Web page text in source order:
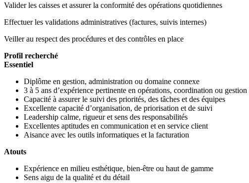
Valider les caisses et assurer la conformité des opérations quotidiennes
Effectuer les validations administratives (factures, suivis internes)
Veiller au respect des procédures et des contrôles en place
Profil recherché
Essentiel
Diplôme en gestion, administration ou domaine connexe
3 à 5 ans d’expérience pertinente en opérations, coordination ou gestion
Capacité à assurer le suivi des priorités, des tâches et des équipes
Excellente capacité d’organisation, de priorisation et de suivi
Leadership calme, rigueur et sens des responsabilités
Excellentes aptitudes en communication et en service client
Aisance avec les outils informatiques et la facturation
Atouts
Expérience en milieu esthétique, bien-être ou haut de gamme
Sens aigu de la qualité et du détail